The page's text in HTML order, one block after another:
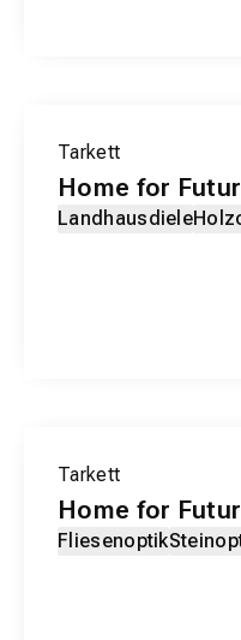
EXKLUSIV-
Tarkett
Home for
Landhausdiele
EXKLUSIV-
Tarkett
Home for
Fliesenoptik